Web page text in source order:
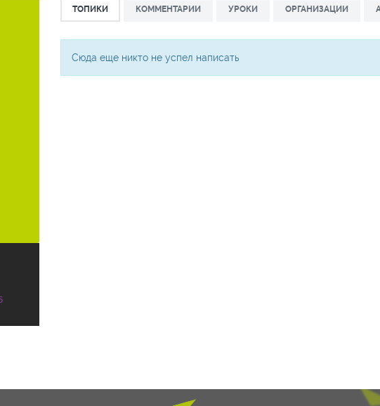
ТОПИКИ КОММЕНТАРИИ УРОКИ ОРГАНИЗАЦИИ
Сюда еще никто не успел написать